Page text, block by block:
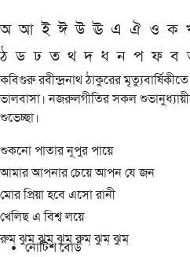
অ আ ই ঈ উ ঊ এ ঐ ও ক
ঠ ড ঢ ত থ দ ধ ন প ফ ব
কবিগুরু রবীন্দ্রনাথ ঠাকুরের
ভালবাসা। নজরুলগীতির সকল
শুভেচ্ছা।
শুকনো পাতার নূপুর পায়ে
আমার আপনার চেয়ে আপন যে জন
মোর প্রিয়া হবে এসো রানী
খেলিছ এ বিশ্ব লয়ে
রুম্ ঝুম্ ঝুম্ ঝুম্ রুম্ ঝুম্ ঝুম্
নোটিশ বোর্ড